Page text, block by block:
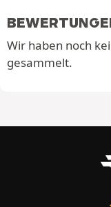
Wir haben noch
gesammelt.